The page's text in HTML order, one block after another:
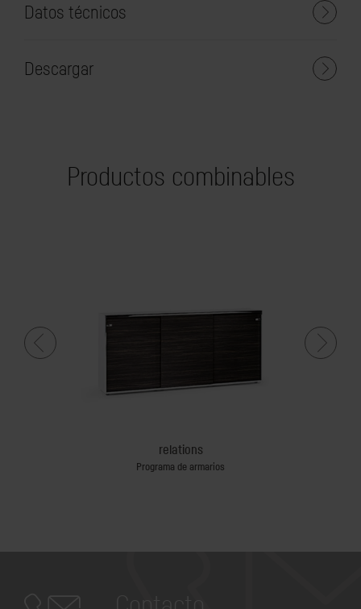
Datos técnicos
Descargar
Productos combinables
relations
Programa de armarios